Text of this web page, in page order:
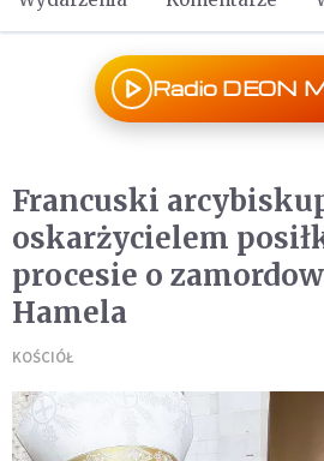
Radio DEON
Francuski
oskarżycielem
procesie o
Hamela
KOŚCIÓŁ